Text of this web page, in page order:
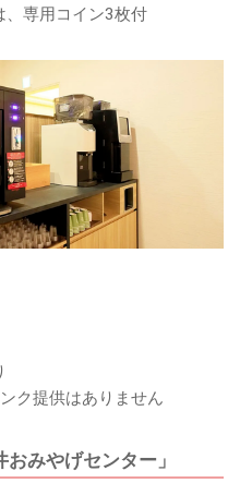
、専用コイン3枚付
ク提供はありません
みやげセンター」